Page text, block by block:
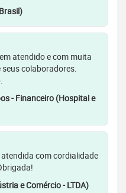
atendido e com muita
colaboradores.
- Financeiro (Hospital e
com cordialidade
e Comércio - LTDA)